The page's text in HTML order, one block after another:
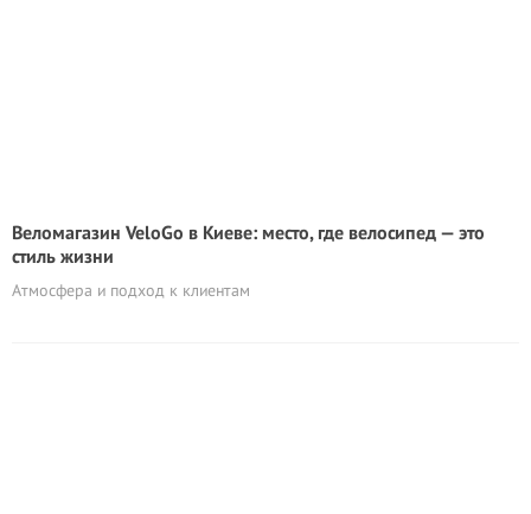
Веломагазин VeloGo в Киеве: место, где велосипед — это
стиль жизни
Атмосфера и подход к клиентам